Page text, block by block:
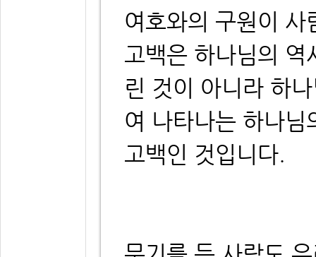
여호와의 구원이 사
고백은 하나님의 역
린 것이 아니라 하
여 나타나는 하나님
고백인 것입니다.